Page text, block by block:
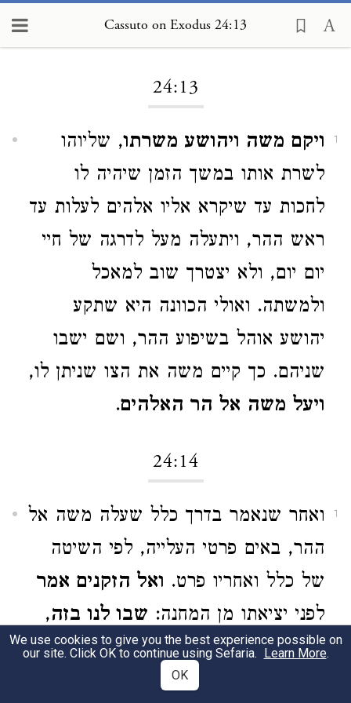
Cassuto on Exodus 24:13
24:13
1 ויקם משה ויהושע משרתו, שליוהו
לשרת אותו במשך הזמן שיהיה לו
לחכות עד שיקרא אליו אלהים לעלות עד
ראש ההר, ויתעלה מעל לדרגה של חיי
יום יום, ולא יצטרך שוב למאכל
ולמשתה. ואולי הכוונה היא שתקע
יהושע אוהל בשיפוע ההר, ושם ישבו
שניהם. כך קיים משה את הצו שניתן לו,
ויעל משה אל הר האלהים.
24:14
1
ואחר שנאמר בדרך כלל שעלה משה אל
ההר, באים פרטי העלייה, לפי השיטה
של כלל ואחריו פרט. ואל הזקנים אמר
לפני יציאתו מן המחנה: שבו לנו בזה,
חכו לנו כאן, לי וליהושע,עד אשר
נשוב אליכם; והנה אהרן וחור עמכם
We use cookies to give you the best experience possible on
our site. Click OK to continue using Sefaria. Learn More.
OK